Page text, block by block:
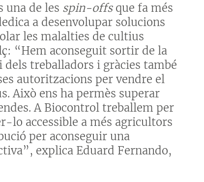
una de les spin-offsque fa més
a desenvolupar solucions
les malalties de cultius
“Hem aconseguit sortir de la
dels treballadors i gràcies també
autoritzacions per vendre el
Això ens ha permès superar
A Biocontrol treballem per
lo accessible a més agricultors
per aconseguir una
explica Eduard Fernando,